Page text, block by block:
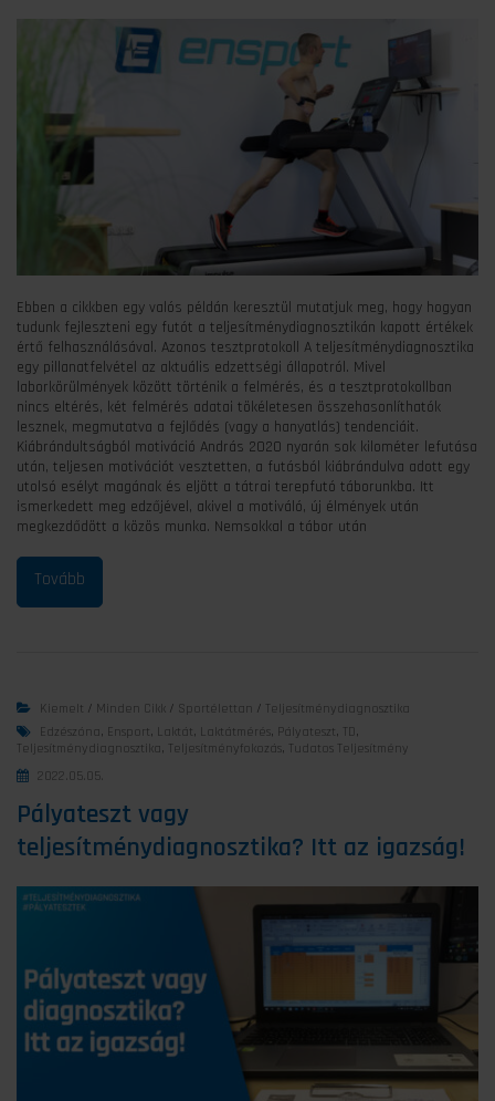
Ebben a cikkben egy valós példán keresztül mutatjuk meg, hogy hogyan
tudunk fejleszteni egy futót a teljesítménydiagnosztikán kapott értékek
értő felhasználásával. Azonos tesztprotokoll A teljesítménydiagnosztika
egy pillanatfelvétel az aktuális edzettségi állapotról. Mivel
laborkörülmények között történik a felmérés, és a tesztprotokollban
nincs eltérés, két felmérés adatai tökéletesen összehasonlíthatók
lesznek, megmutatva a fejlődés (vagy a hanyatlás) tendenciáit.
Kiábrándultságból motiváció András 2020 nyarán sok kilométer lefutása
után, teljesen motivációt vesztetten, a futásból kiábrándulva adott egy
utolsó esélyt magának és eljött a tátrai terepfutó táborunkba. Itt
ismerkedett meg edzőjével, akivel a motiváló, új élmények után
megkezdődött a közös munka. Nemsokkal a tábor után
Kiemelt / Minden Cikk / Sportélettan / Teljesítménydiagnosztika
Edzészóna, Ensport , Laktát , Laktátmérés, Pályateszt , TD ,
Teljesítménydiagnosztika, Teljesítményfokozás, Tudatos Teljesítmény
2022.05.05.
Pályateszt vagy
teljesítménydiagnosztika? Itt az igazság!